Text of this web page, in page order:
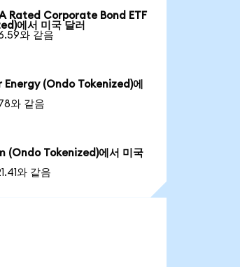
Rated Corporate Bond ETF
에서 미국 달러
와 같음
Energy (Ondo Tokenized)에
와 같음
Tokenized)에서 미국
와 같음